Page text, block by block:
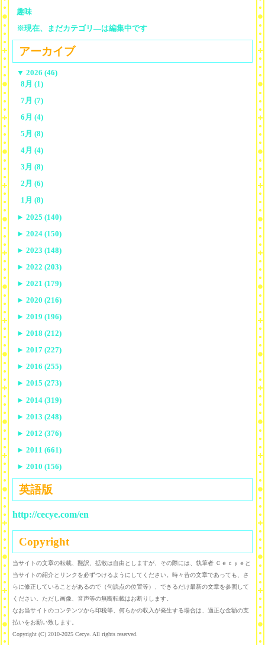
趣味
※現在、まだカテゴリ—は編集中です
アーカイブ
▼ 2026 (46)
8月 (1)
7月 (7)
6月 (4)
5月 (8)
4月 (4)
3月 (8)
2月 (6)
1月 (8)
► 2025 (140)
► 2024 (150)
► 2023 (148)
► 2022 (203)
► 2021 (179)
► 2020 (216)
► 2019 (196)
► 2018 (212)
► 2017 (227)
► 2016 (255)
► 2015 (273)
► 2014 (319)
► 2013 (248)
► 2012 (376)
► 2011 (661)
► 2010 (156)
英語版
http://cecye.com/en
Copyright
当サイトの文章の転載、翻訳、拡散は自由としますが、その際には、執筆者 Ｃｅｃｙｅと
当サイトの紹介とリンクを必ずつけるようにしてください。時々昔の文章であっても、さ
らに修正していることがあるので（句読点の位置等）、できるだけ最新の文章を参照して
ください。ただし画像、音声等の無断転載はお断りします。
なお当サイトのコンテンツから印税等、何らかの収入が発生する場合は、適正な金額の支
払いをお願い致します。
Copyright (C) 2010-2025 Cecye. All rights reserved.